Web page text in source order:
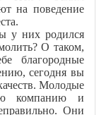
на поведение
у них родился
О таком,
благородные
сегодня вы
Молодые
компанию и
Они